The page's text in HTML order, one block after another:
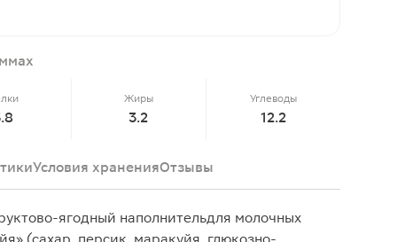
Жиры
3.2
Углеводы
12.2
Условия храненияОтзывы
ягодный наполнительдля молочных